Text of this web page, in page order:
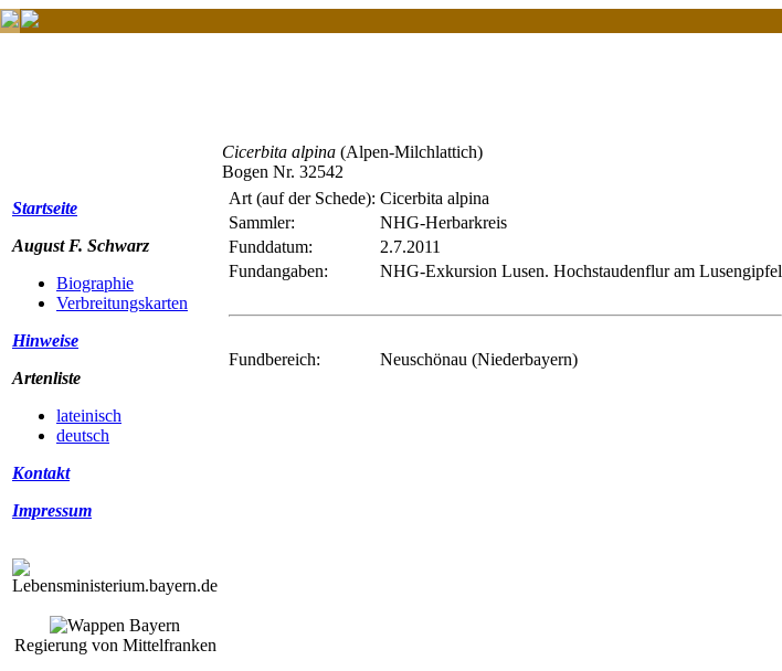
Startseite
August F. Schwarz
Biographie
Verbreitungskarten
Hinweise
Artenliste
lateinisch
deutsch
Kontakt
Impressum
Regierung von Mittelfranken
Cicerbita alpina (Alpen-Milchlattich)
Bogen Nr. 32542
Art (auf der Schede): Cicerbita alpina
Sammler:
NHG-Herbarkreis
Funddatum:
2.7.2011
Fundangaben:
NHG-Exkursion Lusen. Hochstaudenflur am Lusengipfel
Fundbereich: Neuschönau (Niederbayern)